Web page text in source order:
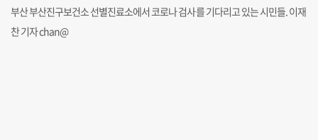
부산 부산진구보건소 선별진료소에서 코로나 검사를 기다리고 있는 시민들. 이재
찬 기자 chan@